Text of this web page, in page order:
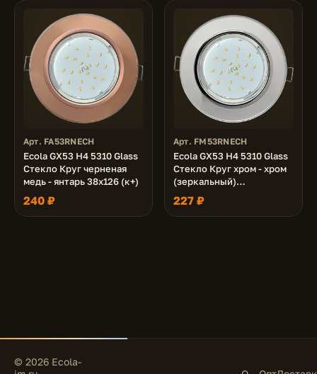
Арт. FA53RNECH
Ecola GX53 H4 5310 Glass
Стекло Круг черненая
медь - янтарь 38x126 (к+)
240 ₽
Арт. FM53RNECH
Ecola GX53 H4 5310 Glass
Стекло Круг хром - хром
(зеркальный)
(светильник) 38x126 (к+)
227 ₽
© 2026 Ecola-